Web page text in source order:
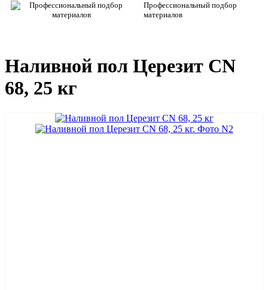
Профессиональный подбор
материалов
Наливной пол Церезит CN
68, 25 кг